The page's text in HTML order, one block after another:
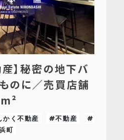
産】秘密の地下バ
のに／売買店舗
く不動産 #不動産
#
町